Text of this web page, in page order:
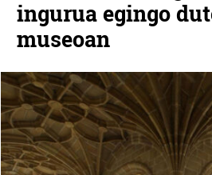
ingurua egingo
museoan